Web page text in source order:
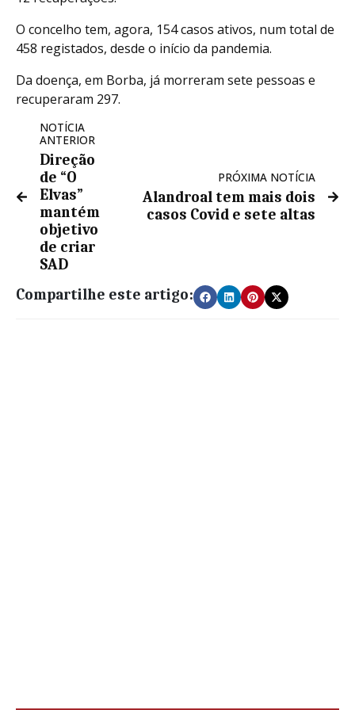
O concelho tem, agora, 154 casos ativos, num total de
458 registados, desde o início da pandemia.
Da doença, em Borba, já morreram sete pessoas e
recuperaram 297.
NOTÍCIA
ANTERIOR
Direção
de “O
Elvas”
mantém
objetivo
de criar
SAD
PRÓXIMA NOTÍCIA
Alandroal tem mais dois
casos Covid e sete altas
Compartilhe este artigo: